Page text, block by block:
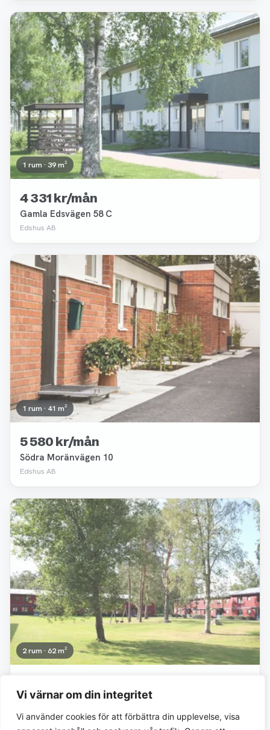
Vi värnar om din integritet
Vi använder cookies för att förbättra din upplevelse, visa
Borttagen
1 rum · 39 m²
4 331 kr/mån
Gamla Edsvägen 58 C
Edshus AB
Borttagen
1 rum · 41 m²
5 580 kr/mån
Södra Moränvägen 10
Edshus AB
Borttagen
2 rum · 62 m²
Timmertjärnsvägen 20 B
Edshus AB